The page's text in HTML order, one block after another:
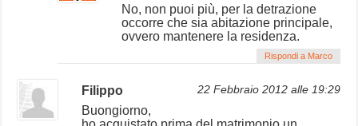
No, non puoi più, per la detrazione
occorre che sia abitazione principale,
ovvero mantenere la residenza.
Rispondi a Marco
Filippo 22 Febbraio 2012 alle 19:29
Buongiorno,